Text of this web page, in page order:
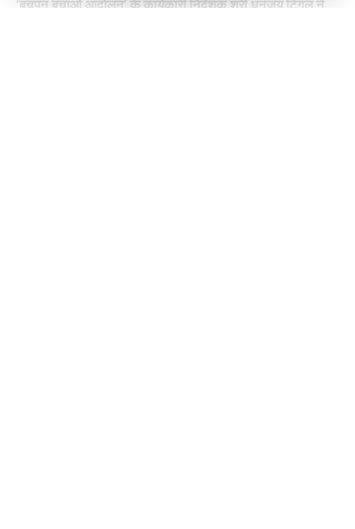
‘बचपन बचाओ आंदोलन’ के कार्यकारी निदेशक श्री धनंजय टिंगल ने